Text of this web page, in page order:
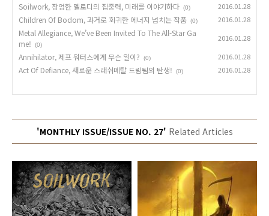
Soilwork, 장엄한 멜로디의 집중력, 미래를 이야기하다 (0) 2016.01.28
Children Of Bodom, 과거로 회귀한 에너지 넘치는 작품 (0) 2016.01.28
Metal Allegiance, We’ve Been Invited To The All-Star Ga
me!
(0)
2016.01.28
Annihilator, 제프 워터스에게 무슨 일이? (0) 2016.01.28
Act Of Defiance, 새로운 스래쉬메탈 드림팀의 탄생! (0) 2016.01.28
'MONTHLY ISSUE/ISSUE NO. 27' Related Articles